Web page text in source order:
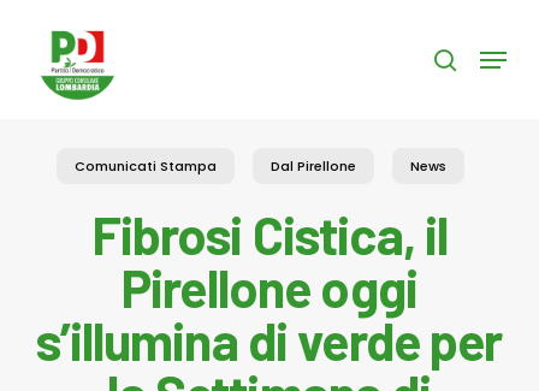
content
search
Menu
Comunicati Stampa Dal Pirellone News
Fibrosi Cistica, il
Pirellone oggi
s’illumina di verde per